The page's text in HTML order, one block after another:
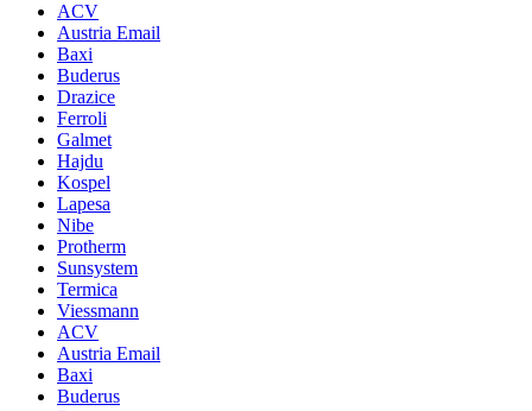
ACV
Austria Email
Baxi
Buderus
Drazice
Ferroli
Galmet
Hajdu
Kospel
Lapesa
Nibe
Protherm
Sunsystem
Termica
Viessmann
ACV
Austria Email
Baxi
Buderus